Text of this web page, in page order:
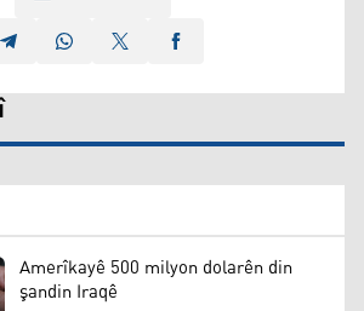
Amerîkayê 500 milyon dolarên din
şandin Iraqê